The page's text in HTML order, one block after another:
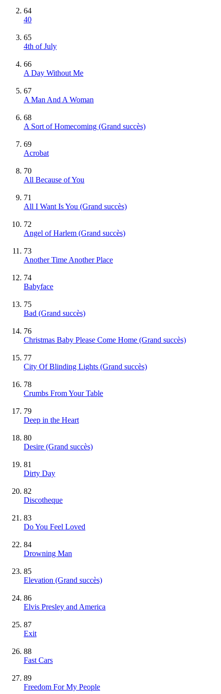
64
40
65
4th of July
66
A Day Without Me
67
A Man And A Woman
68
A Sort of Homecoming (Grand succès)
69
Acrobat
70
All Because of You
71
All I Want Is You (Grand succès)
72
Angel of Harlem (Grand succès)
73
Another Time Another Place
74
Babyface
75
Bad (Grand succès)
76
Christmas Baby Please Come Home (Grand succès)
77
City Of Blinding Lights (Grand succès)
78
Crumbs From Your Table
79
Deep in the Heart
80
Desire (Grand succès)
81
Dirty Day
82
Discotheque
83
Do You Feel Loved
84
Drowning Man
85
Elevation (Grand succès)
86
Elvis Presley and America
87
Exit
88
Fast Cars
89
Freedom For My People